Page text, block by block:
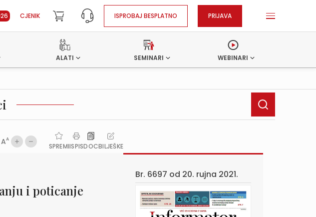
CJENIK ISPROBAJ BESPLATNO PRIJAVA
ALATI SEMINARI WEBINARI
AA
SPREMIISPISDOCBILJEŠKE
i poticanje
Br. 6697 od 20. rujna 2021.